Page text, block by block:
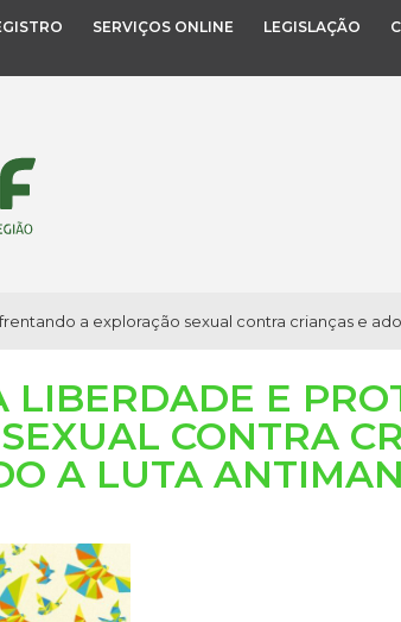
SERVIÇOS ONLINE LEGISLAÇÃO
a exploração sexual contra crianças e
LIBERDADE E
CONTRA
A LUTA